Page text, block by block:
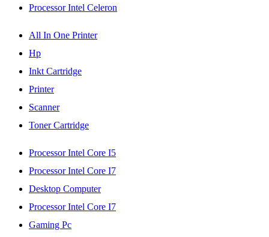
Processor Intel Celeron
All In One Printer
Hp
Inkt Cartridge
Printer
Scanner
Toner Cartridge
Processor Intel Core I5
Processor Intel Core I7
Desktop Computer
Processor Intel Core I7
Gaming Pc